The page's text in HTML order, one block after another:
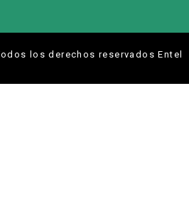
los derechos reservados Entel